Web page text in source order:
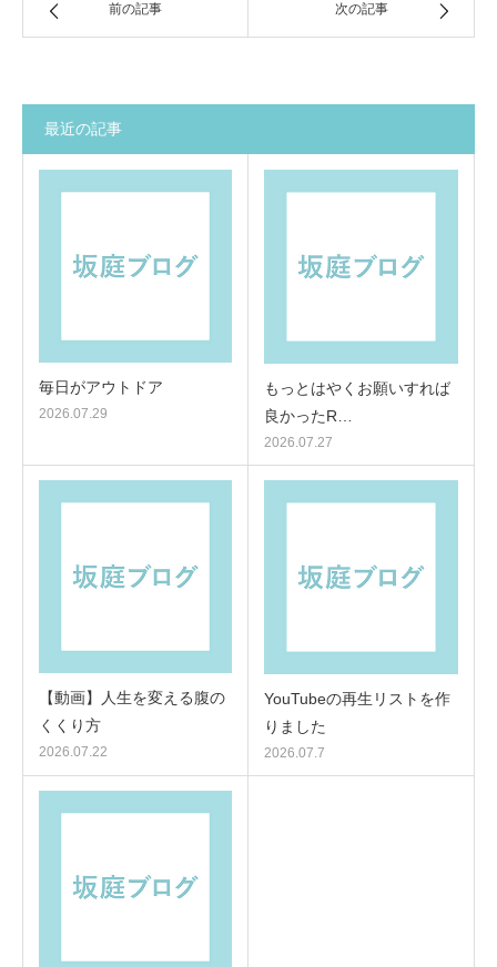
前の記事 次の記事
最近の記事
毎日がアウトドア
2026.07.29
もっとはやくお願いすれば
良かったR…
2026.07.27
【動画】人生を変える腹の
くくり方
2026.07.22
YouTubeの再生リストを作
りました
2026.07.7